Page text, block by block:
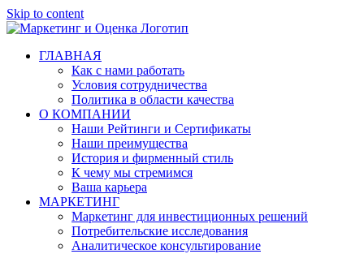
Skip to content
ГЛАВНАЯ
Как с нами работать
Условия сотрудничества
Политика в области качества
О КОМПАНИИ
Наши Рейтинги и Сертификаты
Наши преимущества
История и фирменный стиль
К чему мы стремимся
Ваша карьера
МАРКЕТИНГ
Маркетинг для инвестиционных решений
Потребительские исследования
Аналитическое консультирование